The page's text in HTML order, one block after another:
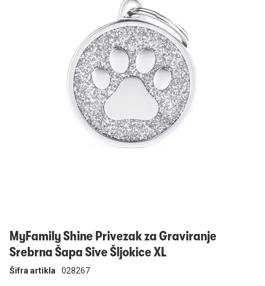
MyFamily Shine Privezak za Graviranje
Srebrna Šapa Sive Šljokice XL
Šifra artikla 028267